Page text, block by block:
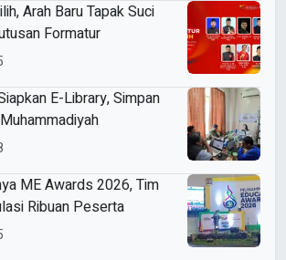
Arah Baru Tapak Suci
Formatur
E-Library, Simpan
ME Awards 2026, Tim
Ribuan Peserta